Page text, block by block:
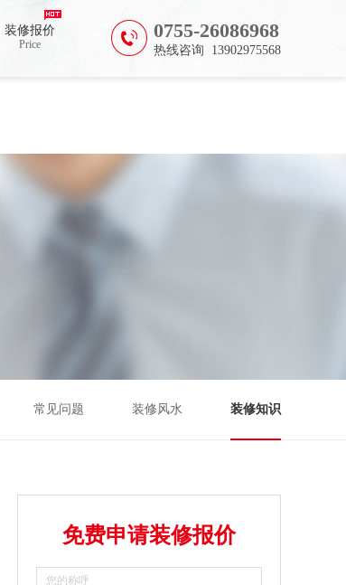
0755-26086968
热线咨询 13902975568
装修报价
Price
常见问题 装修风水 装修知识
免费申请装修报价